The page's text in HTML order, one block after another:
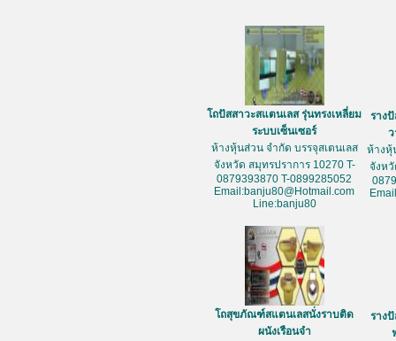
โถปัสสาวะสแตนเลส รุ่นทรงเหลี่ยม
ระบบเซ็นเซอร์
ห้างหุ้นส่วน จำกัด บรรจุสเตนเลส
จังหวัด สมุทรปราการ 10270 T-
0879393870 T-0899285052
Email:banju80@Hotmail.com
Line:banju80
ราง
ห้างหุ้
จังห
โถสุขภัณฑ์สแตนเลสนั่งราบติด
ผนังเรือนจำ
ราง